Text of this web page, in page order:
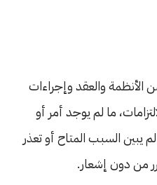
الأنظمة والعقد وإجراءات
ما لم يوجد أمر أو
يبين السبب المتاح أو تعذر
من دون إشعار.